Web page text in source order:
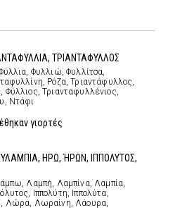
ΤΡΙΑΝΤΑΦΥΛΛΟΣ
Φυλλιώ, Φυλλίτσα,
Ρόζα, Τριαντάφυλλος,
Τριανταφυλλένιος,
Ντάφι
γιορτές
ΗΡΩ, ΉΡΩΝ, ΙΠΠΟΛΥΤΟΣ,
Λαμπή, Λαμπίνα, Λαμπία,
Ιππολύτη, Ιππολύτα,
Λώρα, Λωραίνη, Λάουρα,